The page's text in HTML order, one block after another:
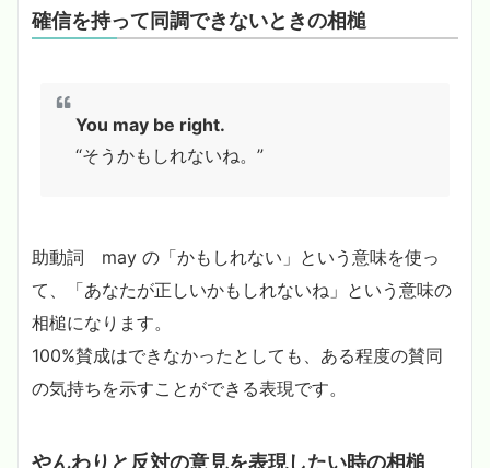
確信を持って同調できないときの相槌
You may be right.
“そうかもしれないね。”
助動詞 may の「かもしれない」という意味を使っ
て、「あなたが正しいかもしれないね」という意味の
相槌になります。
100%賛成はできなかったとしても、ある程度の賛同
の気持ちを示すことができる表現です。
やんわりと反対の意見を表現したい時の相槌